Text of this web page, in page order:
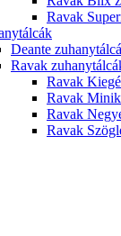
Ravak
Deante
Ravak
Ravak
Ravak
Ravak
Ravak